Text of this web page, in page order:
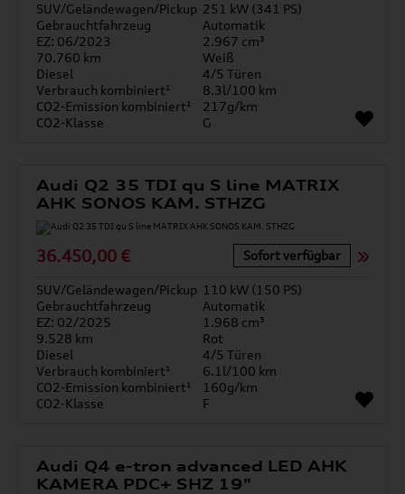
SUV/Geländewagen/Pickup 251 kW (341 PS)
Gebrauchtfahrzeug
Automatik
EZ: 06/2023
2.967 cm³
70.760 km
Weiß
Diesel
4/5 Türen
Verbrauch kombiniert¹
8.3l/100 km
CO2-Emission kombiniert¹
217g/km
CO2-Klasse
G
Audi Q2 35 TDI qu S line MATRIX
AHK SONOS KAM. STHZG
36.450,00 € Sofort verfügbar
SUV/Geländewagen/Pickup 110 kW (150 PS)
Gebrauchtfahrzeug
Automatik
EZ: 02/2025
1.968 cm³
9.528 km
Rot
Diesel
4/5 Türen
Verbrauch kombiniert¹
6.1l/100 km
CO2-Emission kombiniert¹
160g/km
CO2-Klasse
F
Audi Q4 e-tron advanced LED AHK
KAMERA PDC+ SHZ 19"